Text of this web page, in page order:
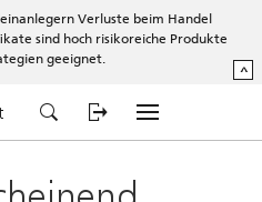
Verluste beim Handel
sind hoch risikoreiche Produkte
geeignet.
^